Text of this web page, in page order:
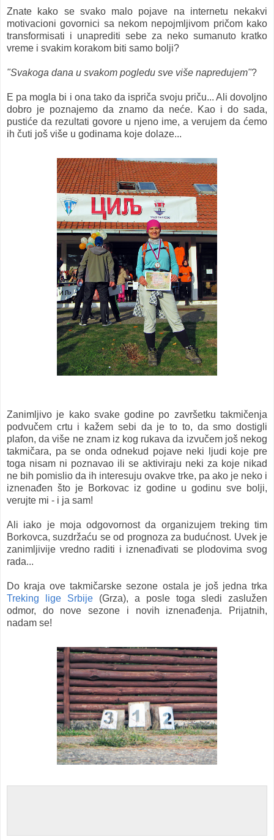
Znate kako se svako malo pojave na internetu nekakvi
motivacioni govornici sa nekom nepojmljivom pričom kako
transformisati i unaprediti sebe za neko sumanuto kratko
vreme i svakim korakom biti samo bolji?
"Svakoga dana u svakom pogledu sve više napredujem"?
E pa mogla bi i ona tako da ispriča svoju priču... Ali dovoljno
dobro je poznajemo da znamo da neće. Kao i do sada,
pustiće da rezultati govore u njeno ime, a verujem da ćemo
ih čuti još više u godinama koje dolaze...
Zanimljivo je kako svake godine po završetku takmičenja
podvučem crtu i kažem sebi da je to to, da smo dostigli
plafon, da više ne znam iz kog rukava da izvučem još nekog
takmičara, pa se onda odnekud pojave neki ljudi koje pre
toga nisam ni poznavao ili se aktiviraju neki za koje nikad
ne bih pomislio da ih interesuju ovakve trke, pa ako je neko i
iznenađen što je Borkovac iz godine u godinu sve bolji,
verujte mi - i ja sam!
Ali iako je moja odgovornost da organizujem treking tim
Borkovca, suzdržaću se od prognoza za budućnost. Uvek je
zanimljivije vredno raditi i iznenađivati se plodovima svog
rada...
Do kraja ove takmičarske sezone ostala je još jedna trka
Treking lige Srbije (Grza), a posle toga sledi zaslužen
odmor, do nove sezone i novih iznenađenja. Prijatnih,
nadam se!